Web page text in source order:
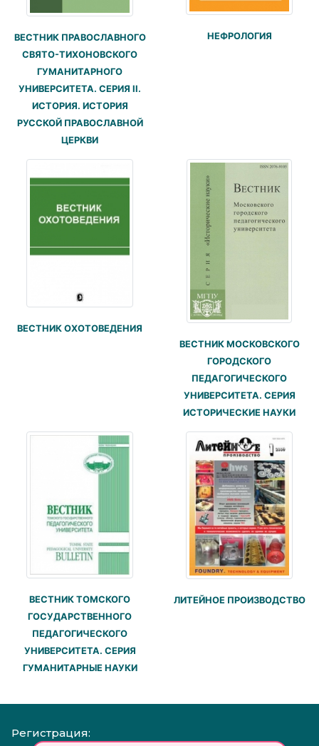
ВЕСТНИК ПРАВОСЛАВНОГО
СВЯТО-ТИХОНОВСКОГО
ГУМАНИТАРНОГО
УНИВЕРСИТЕТА. СЕРИЯ II.
ИСТОРИЯ. ИСТОРИЯ
РУССКОЙ ПРАВОСЛАВНОЙ
ЦЕРКВИ
НЕФРОЛОГИЯ
ВЕСТНИК ОХОТОВЕДЕНИЯ
ВЕСТНИК МОСКОВСКОГО
ГОРОДСКОГО
ПЕДАГОГИЧЕСКОГО
УНИВЕРСИТЕТА. СЕРИЯ
ИСТОРИЧЕСКИЕ НАУКИ
ВЕСТНИК ТОМСКОГО
ГОСУДАРСТВЕННОГО
ПЕДАГОГИЧЕСКОГО
УНИВЕРСИТЕТА. СЕРИЯ
ГУМАНИТАРНЫЕ НАУКИ
ЛИТЕЙНОЕ ПРОИЗВОДСТВО
Регистрация: